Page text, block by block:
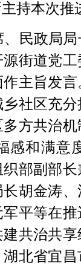
持本次推
民政局
街道党
主旨发
社区充
方共治
感和满意
部副部
胡金涛
平等在
共治共
北省宜